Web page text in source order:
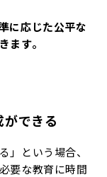
に応じた公平な
ます。
できる
」という場合、
要な教育に時間